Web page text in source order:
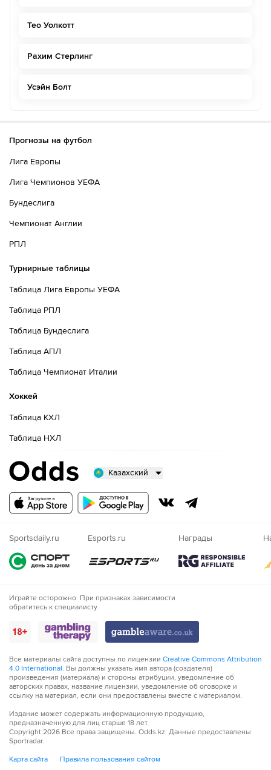
Тео Уолкотт
Рахим Стерлинг
Усэйн Болт
Прогнозы на футбол
Лига Европы
Лига Чемпионов УЕФА
Бундеслига
Чемпионат Англии
РПЛ
Турнирные таблицы
Таблица Лига Европы УЕФА
Таблица РПЛ
Таблица Бундеслига
Таблица АПЛ
Таблица Чемпионат Италии
Хоккей
Таблица КХЛ
Таблица НХЛ
Казахский
Русский
Nigeria
Sportsdaily.ru Esports.ru Награды
Играйте осторожно. При признаках зависимости
обратитесь к специалисту.
Все материалы сайта доступны по лицензии Creative Commons Attribution
4.0 International. Вы должны указать имя автора (создателя)
произведения (материала) и стороны атрибуции, уведомление об
авторских правах, название лицензии, уведомление об оговорке и
ссылку на материал, если они предоставлены вместе с материалом.
Издание может содержать информационную продукцию,
предназначенную для лиц старше 18 лет.
Copyright 2026 Все права защищены. Odds.kz. Данные предоставлены
Sportradar.
Карта сайта
Правила пользования сайтом